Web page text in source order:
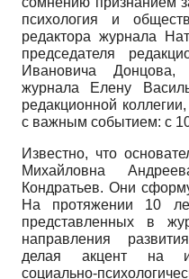
психология и
редактора журнала
председателя
Ивановича Донцова,
журнала Елену
редакционной
с важным событием: с
Известно, что
Михайловна
Кондратьев. Они
На протяжении 10
представленных в
направления
делая акцент на
социально-